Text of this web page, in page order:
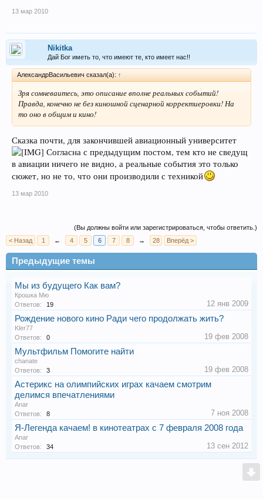
13 мар 2010
Nikitka
Дай Бог иметь то, что имеют те, кто имеет нас!!
АлександрВасильевич сказал(а): ↑
Зря сомневаитесь, это описание вполне реальных событий!
Правда, конечно не без киношной сценарной корректиеровки! На
то оно в общим и кино!
Сказка почти, для закончившей авиационный университет
Согласна с предыдущим постом, тем кто не сведущ
в авиации ничего не видно, а реальные события это только
сюжет, но не то, что они производили с техникой
13 мар 2010
(Вы должны войти или зарегистрироваться, чтобы ответить.)
< Назад
1 ← 4 5 6 7 8 → 28 Вперёд >
Предыдущие темы
Мы из будущего Как вам?
Крошка Мю
Ответов:
19 12 янв 2009
Рождение нового кино Ради чего продолжать жить?
Kler77
Ответов:
0 19 фев 2008
Мультфильм Помогите найти
chanate
Ответов:
3 19 фев 2008
Астерикс на олимпийских играх качаем смотрим
делимся впечатлениями
Anar
Ответов:
8 7 ноя 2008
Я-Легенда качаем! в кинотеатрах с 7 февраля 2008 года
Anar
Ответов:
34 13 сен 2012